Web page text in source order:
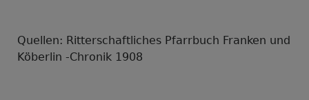
Quellen: Ritterschaftliches Pfarrbuch Franken und
Köberlin -Chronik 1908